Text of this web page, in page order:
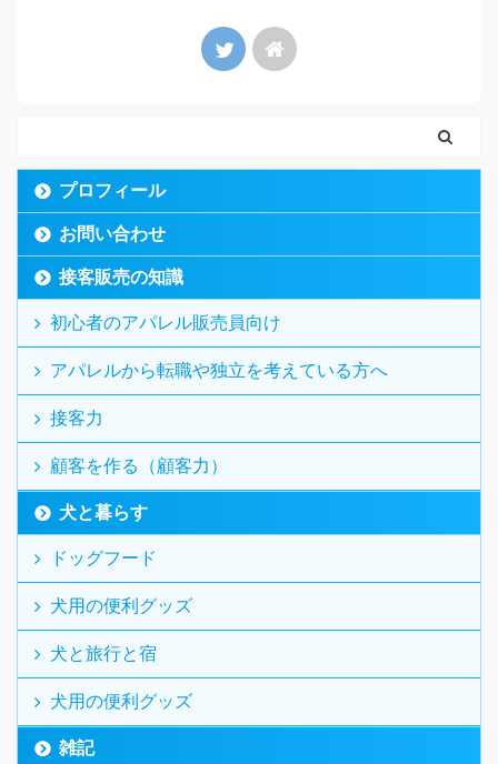
プロフィール
お問い合わせ
接客販売の知識
初心者のアパレル販売員向け
アパレルから転職や独立を考えている方へ
接客力
顧客を作る（顧客力）
犬と暮らす
ドッグフード
犬用の便利グッズ
犬と旅行と宿
犬用の便利グッズ
雑記